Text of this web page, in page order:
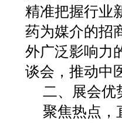
精准把握行业
药为媒介的招
外广泛影响力
谈会，推动中
二、展会优
聚焦热点，